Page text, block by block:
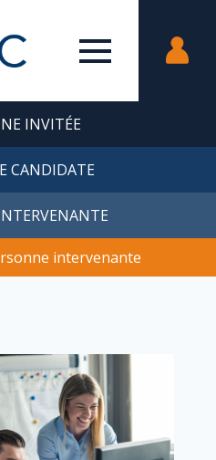
INVITÉE
CANDIDATE
intervenante